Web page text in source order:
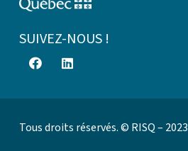
SUIVEZ-NOUS !
Tous droits réservés. © RISQ – 2023